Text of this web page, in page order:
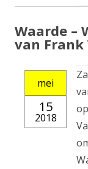
Waarde –
van
mei
15
2018